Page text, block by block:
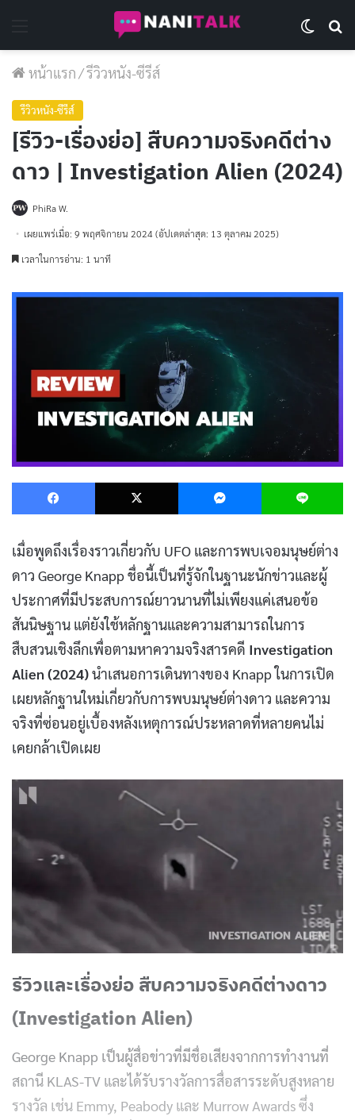
หน้าแรก/รีวิวหนัง-ซีรีส์
รีวิวหนัง-ซีรีส์
[รีวิว-เรื่องย่อ] สืบความจริงคดีต่าง
ดาว | Investigation Alien (2024)
PhiRa W.
เผยแพร่เมื่อ: 9 พฤศจิกายน 2024 (อัปเดตล่าสุด: 13 ตุลาคม 2025)
เวลาในการอ่าน: 1 นาที
Facebook X Messenger
เมื่อพูดถึงเรื่องราวเกี่ยวกับ UFO และการพบเจอมนุษย์ต่าง
ดาว George Knapp ชื่อนี้เป็นที่รู้จักในฐานะนักข่าวและผู้
ประกาศที่มีประสบการณ์ยาวนานที่ไม่เพียงแค่เสนอข้อ
สันนิษฐาน แต่ยังใช้หลักฐานและความสามารถในการ
สืบสวนเชิงลึกเพื่อตามหาความจริงสารคดี Investigation
Alien (2024)นำเสนอการเดินทางของ Knapp ในการเปิด
เผยหลักฐานใหม่เกี่ยวกับการพบมนุษย์ต่างดาว และความ
จริงที่ซ่อนอยู่เบื้องหลังเหตุการณ์ประหลาดที่หลายคนไม่
เคยกล้าเปิดเผย
รีวิวและเรื่องย่อ สืบความจริงคดีต่างดาว
(Investigation Alien)
George Knapp เป็นผู้สื่อข่าวที่มีชื่อเสียงจากการทำงานที่
สถานี KLAS-TV และได้รับรางวัลการสื่อสารระดับสูงหลาย
รางวัล เช่น Emmy, Peabody และ Murrow Awards ซึ่ง